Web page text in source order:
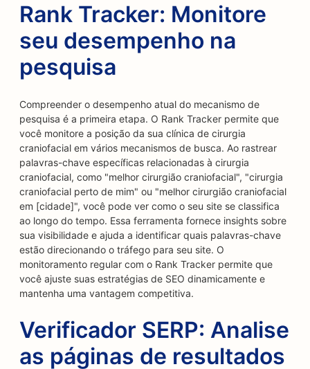
Rank Tracker: Monitore
seu desempenho na
pesquisa
Compreender o desempenho atual do mecanismo de
pesquisa é a primeira etapa. O Rank Tracker permite que
você monitore a posição da sua clínica de cirurgia
craniofacial em vários mecanismos de busca. Ao rastrear
palavras-chave específicas relacionadas à cirurgia
craniofacial, como "melhor cirurgião craniofacial", "cirurgia
craniofacial perto de mim" ou "melhor cirurgião craniofacial
em [cidade]", você pode ver como o seu site se classifica
ao longo do tempo. Essa ferramenta fornece insights sobre
sua visibilidade e ajuda a identificar quais palavras-chave
estão direcionando o tráfego para seu site. O
monitoramento regular com o Rank Tracker permite que
você ajuste suas estratégias de SEO dinamicamente e
mantenha uma vantagem competitiva.
Verificador SERP: Analise
as páginas de resultados